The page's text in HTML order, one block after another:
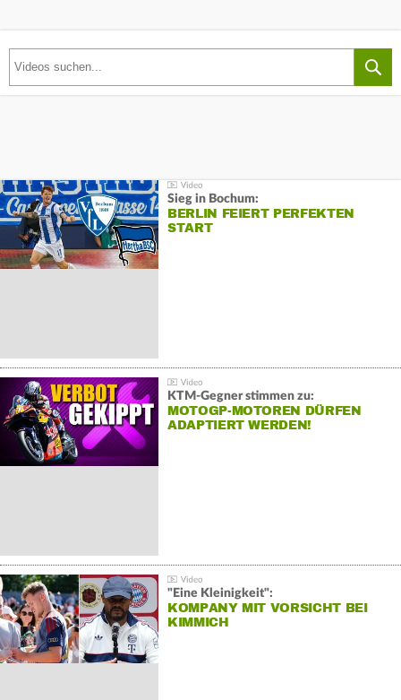
Sieg in Bochum:
BERLIN FEIERT PERFEKTEN
START
KTM-Gegner stimmen zu:
MOTOGP-MOTOREN DÜRFEN
ADAPTIERT WERDEN!
"Eine Kleinigkeit":
KOMPANY MIT VORSICHT BEI
KIMMICH